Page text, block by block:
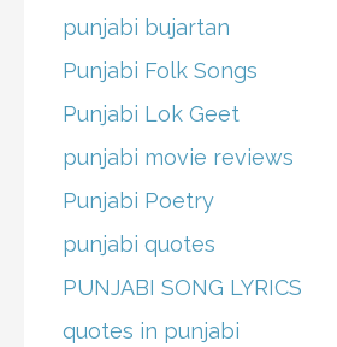
punjabi bujartan
Punjabi Folk Songs
Punjabi Lok Geet
punjabi movie reviews
Punjabi Poetry
punjabi quotes
PUNJABI SONG LYRICS
quotes in punjabi